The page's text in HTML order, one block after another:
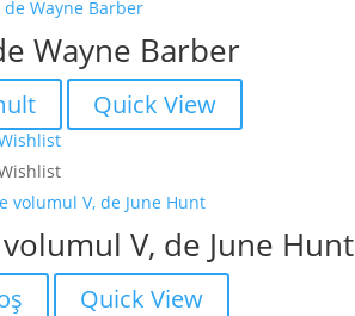
Wayne Barber
Quick View
V, de June Hunt
Quick View